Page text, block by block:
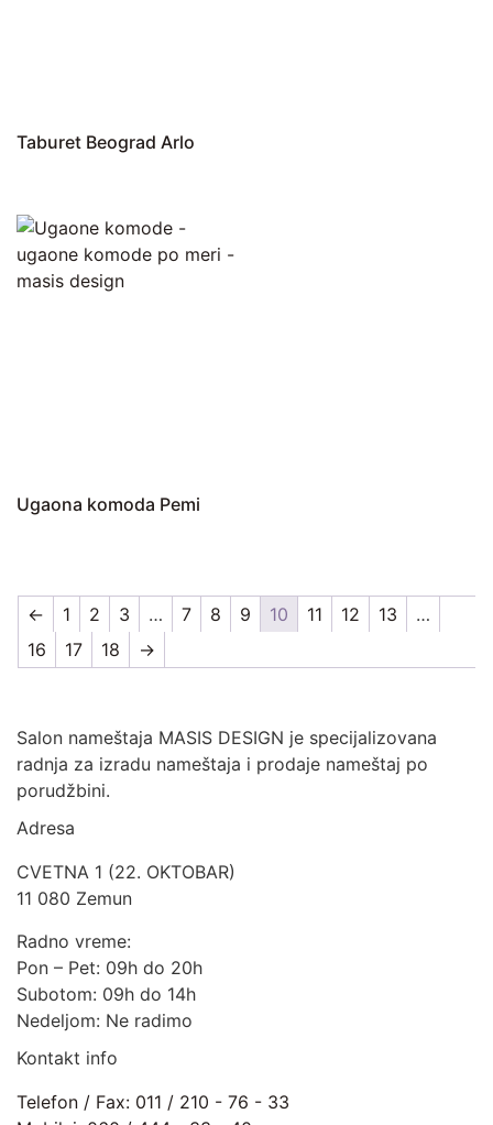
Taburet Beograd Arlo
Ugaona komoda Pemi
← 1 2 3 … 7 8 9 10 11 12 13
…
16
17 18 →
Salon nameštaja MASIS DESIGN je specijalizovana
radnja za izradu nameštaja i prodaje nameštaj po
porudžbini.
Adresa
CVETNA 1 (22. OKTOBAR)
11 080 Zemun
Radno vreme:
Pon – Pet: 09h do 20h
Subotom: 09h do 14h
Nedeljom: Ne radimo
Kontakt info
Telefon / Fax: 011 / 210 - 76 - 33